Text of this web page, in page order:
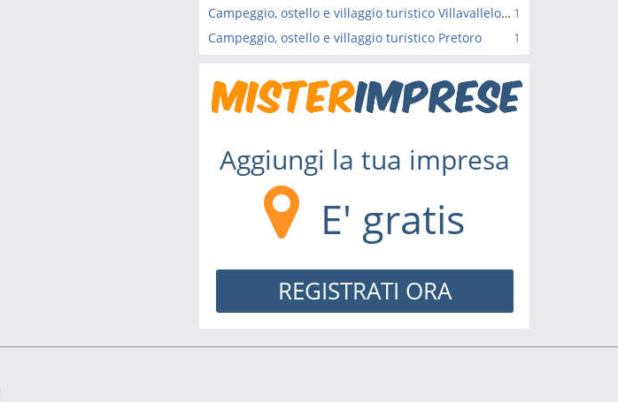
1
Campeggio, ostello e villaggio turistico Villavallelonga
1
Campeggio, ostello e villaggio turistico Pretoro
Aggiungi la tua impresa
E' gratis
REGISTRATI ORA